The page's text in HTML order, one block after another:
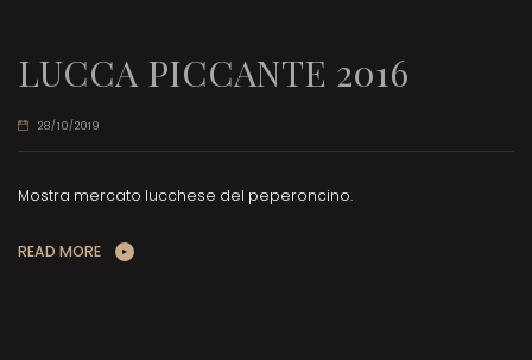
LUCCA PICCANTE 2016
28/10/2019
Mostra mercato lucchese del peperoncino.
READ MORE